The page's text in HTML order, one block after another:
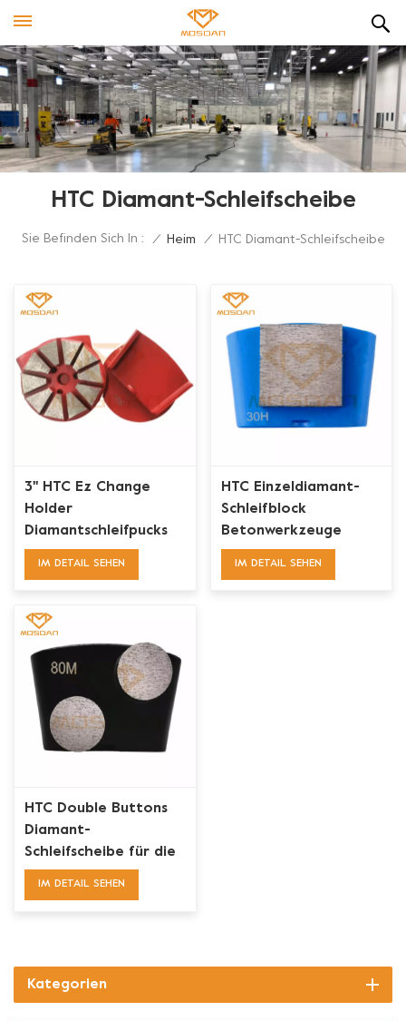
HTC Diamant-Schleifscheibe
Sie Befinden Sich In : / Heim / HTC Diamant-Schleifscheibe
3'' HTC Ez Change
Holder
Diamantschleifpucks
mit 10 Segmenten
IM DETAIL SEHEN
HTC Einzeldiamant-
Schleifblock
Betonwerkzeuge
IM DETAIL SEHEN
HTC Double Buttons
Diamant-
Schleifscheibe für die
Betonbodenvorbereitung
IM DETAIL SEHEN
Kategorien